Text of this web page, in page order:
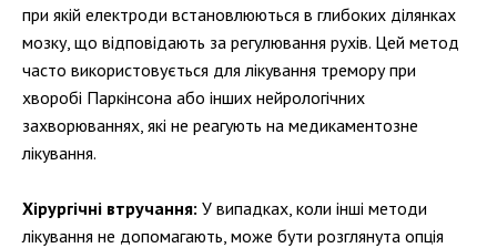
при якій електроди встановлюються в глибоких ділянках
мозку, що відповідають за регулювання рухів. Цей метод
часто використовується для лікування тремору при
хворобі Паркінсона або інших нейрологічних
захворюваннях, які не реагують на медикаментозне
лікування.
Хірургічні втручання: У випадках, коли інші методи
лікування не допомагають, може бути розглянута опція